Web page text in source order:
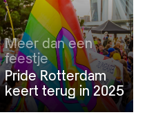
Meer dan een
feestje
Pride Rotterdam
keert terug in 2025